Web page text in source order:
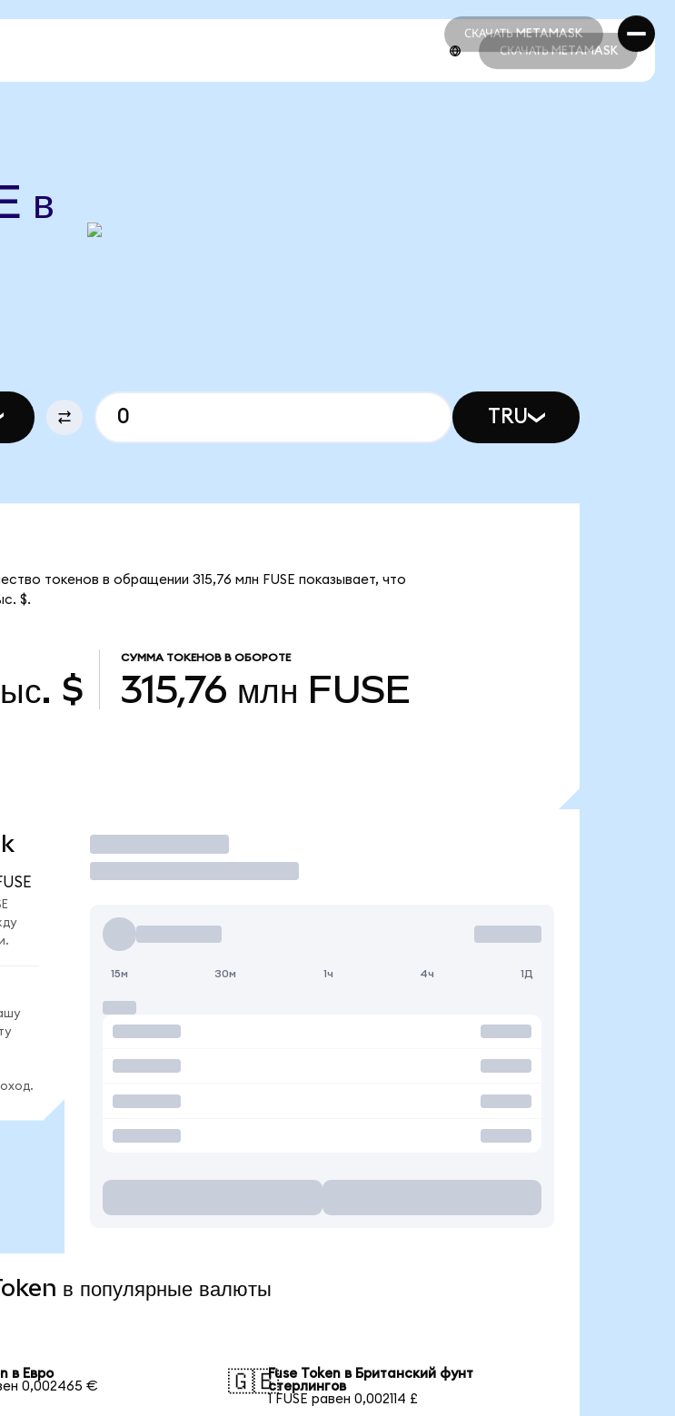
СКАЧАТЬ METAMASK
СКАЧАТЬ METAMASK
СКАЧАТЬ METAMASK
в
TRU
токенов в обращении 315,76 млн FUSE показывает, что
$.
$
СУММА ТОКЕНОВ В ОБОРОТЕ
315,76 млн FUSE
Торговать
15м 30м 1ч 4ч 1Д
в популярные валюты
в Евро
0,002465 €
🇬🇧Fuse Token в Британский фунт
стерлингов
1 FUSE равен 0,002114 £